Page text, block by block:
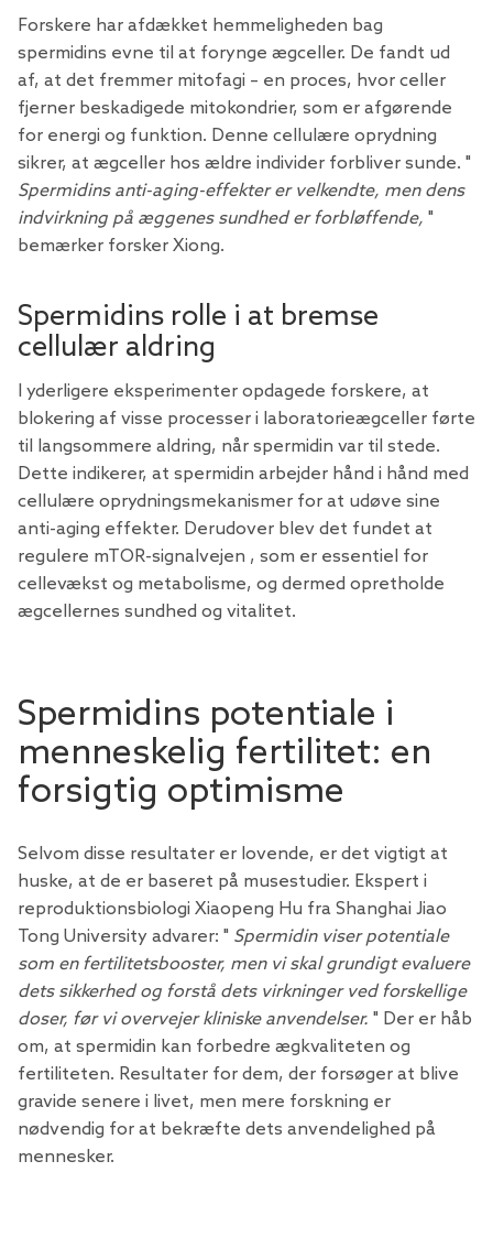
Forskere har afdækket hemmeligheden bag
spermidins evne til at forynge ægceller. De fandt ud
af, at det fremmer mitofagi – en proces, hvor celler
fjerner beskadigede mitokondrier, som er afgørende
for energi og funktion. Denne cellulære oprydning
sikrer, at ægceller hos ældre individer forbliver sunde. "
Spermidins anti-aging-effekter er velkendte, men dens
indvirkning på æggenes sundhed er forbløffende, "
bemærker forsker Xiong.
Spermidins rolle i at bremse
cellulær aldring
I yderligere eksperimenter opdagede forskere, at
blokering af visse processer i laboratorieægceller førte
til langsommere aldring, når spermidin var til stede.
Dette indikerer, at spermidin arbejder hånd i hånd med
cellulære oprydningsmekanismer for at udøve sine
anti-aging effekter. Derudover blev det fundet at
regulere mTOR-signalvejen , som er essentiel for
cellevækst og metabolisme, og dermed opretholde
ægcellernes sundhed og vitalitet.
Spermidins potentiale i
menneskelig fertilitet: en
forsigtig optimisme
Selvom disse resultater er lovende, er det vigtigt at
huske, at de er baseret på musestudier. Ekspert i
reproduktionsbiologi Xiaopeng Hu fra Shanghai Jiao
Tong University advarer: " Spermidin viser potentiale
som en fertilitetsbooster, men vi skal grundigt evaluere
dets sikkerhed og forstå dets virkninger ved forskellige
doser, før vi overvejer kliniske anvendelser. " Der er håb
om, at spermidin kan forbedre ægkvaliteten og
fertiliteten. Resultater for dem, der forsøger at blive
gravide senere i livet, men mere forskning er
nødvendig for at bekræfte dets anvendelighed på
mennesker.